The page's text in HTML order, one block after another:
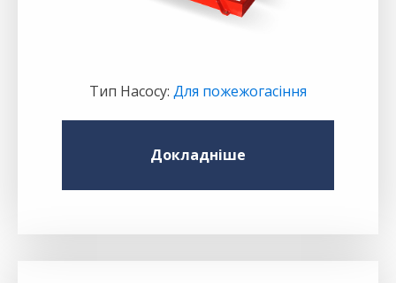
Тип Насосу: Для пожежогасіння
Докладніше